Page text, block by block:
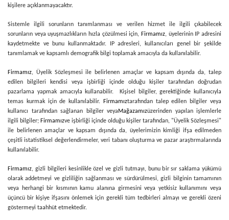
kişilere açıklanmayacaktır.
Sistemle ilgili sorunların tanımlanması ve verilen hizmet ile ilgili çıkabilecek
sorunların veya uyuşmazlıkların hızla çözülmesi için, Firmamız, üyelerinin IP adresini
kaydetmekte ve bunu kullanmaktadır. IP adresleri, kullanıcıları genel bir şekilde
tanımlamak ve kapsamlı demografik bilgi toplamak amacıyla da kullanılabilir.
Firmamız, Üyelik Sözleşmesi ile belirlenen amaçlar ve kapsam dışında da, talep
edilen bilgileri kendisi veya işbirliği içinde olduğu kişiler tarafından doğrudan
pazarlama yapmak amacıyla kullanabilir. Kişisel bilgiler, gerektiğinde kullanıcıyla
temas kurmak için de kullanılabilir. Firmamıztarafından talep edilen bilgiler veya
kullanıcı tarafından sağlanan bilgiler veya Mağazamızüzerinden yapılan işlemlerle
ilgili bilgiler; Firmamızve işbirliği içinde olduğu kişiler tarafından, "Üyelik Sözleşmesi"
ile belirlenen amaçlar ve kapsam dışında da, üyelerimizin kimliği ifşa edilmeden
çeşitli istatistiksel değerlendirmeler, veri tabanı oluşturma ve pazar araştırmalarında
kullanılabilir.
Firmamız, gizli bilgileri kesinlikle özel ve gizli tutmayı, bunu bir sır saklama yükümü
olarak addetmeyi ve gizliliğin sağlanması ve sürdürülmesi, gizli bilginin tamamının
veya herhangi bir kısmının kamu alanına girmesini veya yetkisiz kullanımını veya
üçüncü bir kişiye ifşasını önlemek için gerekli tüm tedbirleri almayı ve gerekli özeni
göstermeyi taahhüt etmektedir.